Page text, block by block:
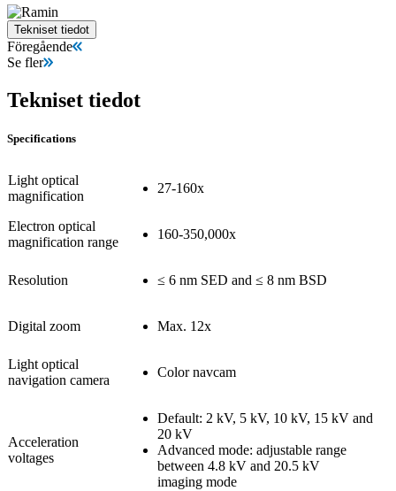
Tekniset tiedot
Föregående
Se fler
Tekniset tiedot
Specifications
Light optical
magnification
27-160x
Electron optical
magnification range
160-350,000x
Resolution ≤ 6 nm SED and ≤ 8 nm BSD
Digital zoom Max. 12x
Light optical
navigation camera
Color navcam
Acceleration
voltages
Default: 2 kV, 5 kV, 10 kV, 15 kV and
20 kV
Advanced mode: adjustable range
between 4.8 kV and 20.5 kV
imaging mode